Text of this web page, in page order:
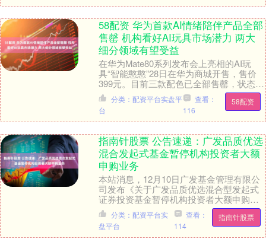
58配资 华为首款AI情绪陪伴产品全部
售罄 机构看好AI玩具市场潜力 两大
细分领域有望受益
在华为Mate80系列发布会上亮相的AI玩
具“智能憨憨”28日在华为商城开售，售价
399元。目前三款配色已全部售罄，状态
为“暂时缺货”。据了解，该产品由华为和
珞....
58配资
分类：配资平台实盘平
台
查看：
116
指南针股票 公告速递：广发品质优选
混合发起式基金暂停机构投资者大额
申购业务
本站消息，12月10日广发基金管理有限公
司发布《关于广发品质优选混合型发起式
证券投资基金暂停机构投资者大额申购
（含转换转入、定期定额和不定额投资）
业务的公告》。....
指南针股票
分类：配资平台实
盘平台
查看：
114